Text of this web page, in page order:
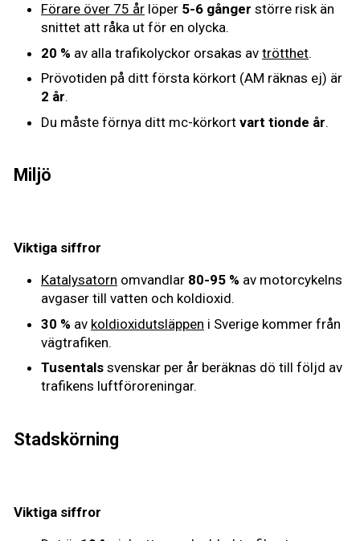
Förare över 75 år löper 5-6 gånger större risk än
snittet att råka ut för en olycka.
20 % av alla trafikolyckor orsakas av trötthet.
Prövotiden på ditt första körkort (AM räknas ej) är
2 år.
Du måste förnya ditt mc-körkort vart tionde år.
Miljö
Viktiga siffror
Katalysatorn omvandlar 80-95 % av motorcykelns
avgaser till vatten och koldioxid.
30 % av koldioxidutsläppen i Sverige kommer från
vägtrafiken.
Tusentals svenskar per år beräknas dö till följd av
trafikens luftföroreningar.
Stadskörning
Viktiga siffror